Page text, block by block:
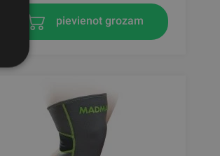
pievienot grozam